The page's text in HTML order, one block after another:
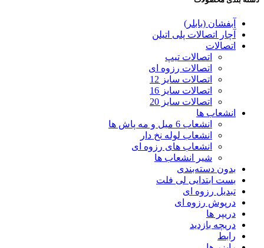
آبفشان (بابلر)
آچار اتصالات پلی اتیلن
اتصالات
اتصالات تیپ
اتصالات رزوه ای
اتصالات سایز 12
اتصالات سایز 16
اتصالات سایز 20
انشعاب ها
انشعاب 6 میل و مه پاش ها
انشعاب لوله نخ دار
انشعاب های رزوه ای
شیر انشعاب ها
بدون دسته‌بندی
بست ابتدایی لی فلت
تبدیل رزوه ای
درپوش رزوه ای
دریپر ها
دریچه بازدید
رابط